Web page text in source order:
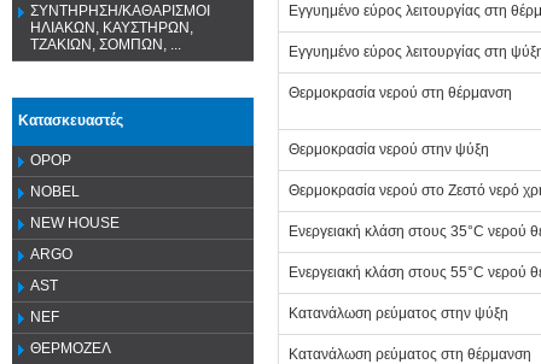
ΣΥΝΤΗΡΗΣΗ/ΚΑΘΑΡΙΣΜΟΙ
ΗΛΙΑΚΩΝ, ΚΑΥΣΤΗΡΩΝ,
ΤΖΑΚΙΩΝ, ΣΟΜΠΩΝ, ...
Κατασκευαστές
OPOP
NOBEL
NEW HOUSE
ARGO
AST
NEF
ΘΕΡΜΟΖΕΛ
Εγγυημένο εύρος λειτουργίας στη
Εγγυημένο εύρος λειτουργίας στη
Θερμοκρασία νερού στη θέρμανση
Θερμοκρασία νερού στην ψύξη
Θερμοκρασία νερού στο Ζεστό νερό
Ενεργειακή κλάση στους 35°C νερού
Ενεργειακή κλάση στους 55°C νερού
Κατανάλωση ρεύματος στην ψύξη
Κατανάλωση ρεύματος στη θέρμανση